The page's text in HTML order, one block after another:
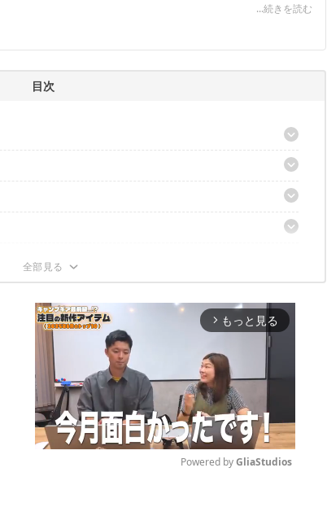
...続きを読む
目次
arrow_forward_ios もっと見る
Powered by GliaStudios